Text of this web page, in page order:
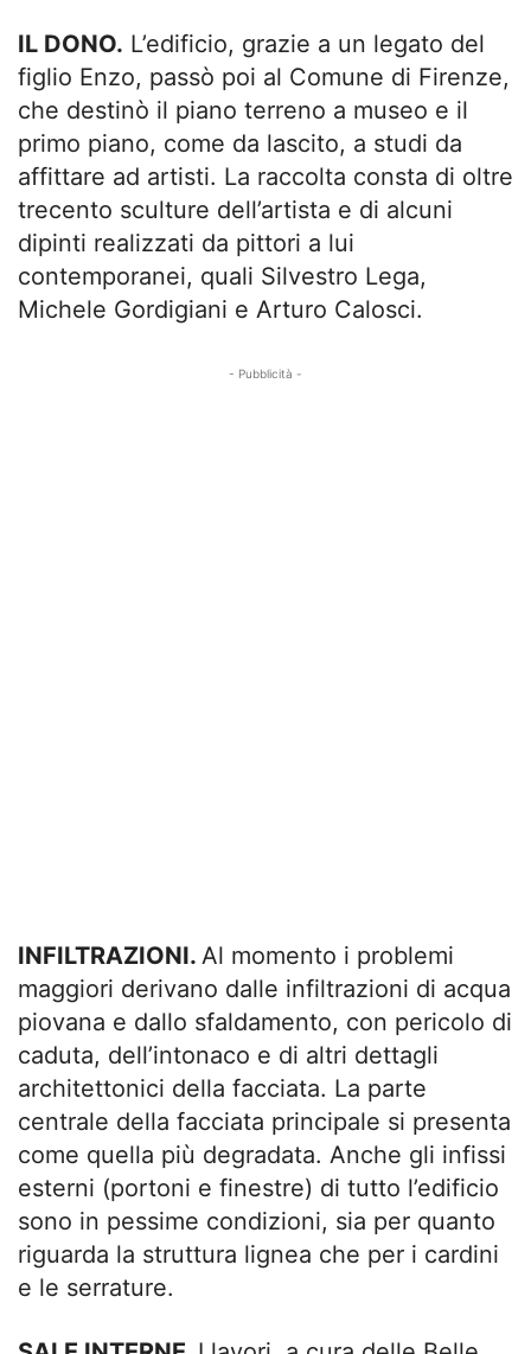
IL DONO. L’edificio, grazie a un legato del
figlio Enzo, passò poi al Comune di Firenze,
che destinò il piano terreno a museo e il
primo piano, come da lascito, a studi da
affittare ad artisti. La raccolta consta di oltre
trecento sculture dell’artista e di alcuni
dipinti realizzati da pittori a lui
contemporanei, quali Silvestro Lega,
Michele Gordigiani e Arturo Calosci.
- Pubblicità -
INFILTRAZIONI. Al momento i problemi
maggiori derivano dalle infiltrazioni di acqua
piovana e dallo sfaldamento, con pericolo di
caduta, dell’intonaco e di altri dettagli
architettonici della facciata. La parte
centrale della facciata principale si presenta
come quella più degradata. Anche gli infissi
esterni (portoni e finestre) di tutto l’edificio
sono in pessime condizioni, sia per quanto
riguarda la struttura lignea che per i cardini
e le serrature.